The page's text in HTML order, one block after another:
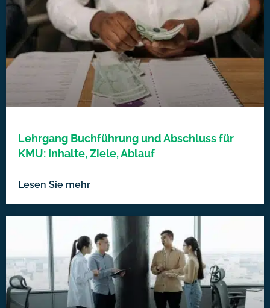
Lehrgang Buchführung und Abschluss für
KMU: Inhalte, Ziele, Ablauf
Lesen Sie mehr